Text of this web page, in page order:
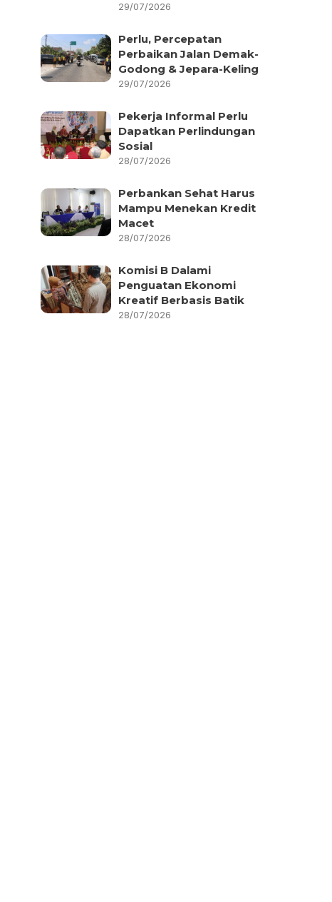
29/07/2026
Perlu, Percepatan
Perbaikan Jalan Demak-
Godong & Jepara-Keling
29/07/2026
Pekerja Informal Perlu
Dapatkan Perlindungan
Sosial
28/07/2026
Perbankan Sehat Harus
Mampu Menekan Kredit
Macet
28/07/2026
Komisi B Dalami
Penguatan Ekonomi
Kreatif Berbasis Batik
28/07/2026